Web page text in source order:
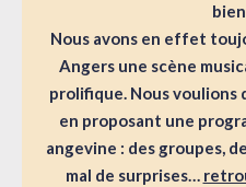
Nous avons en effet
Angers une scène
prolifique. Nous voulions
en proposant une
angevine : des groupes,
mal de surprises…